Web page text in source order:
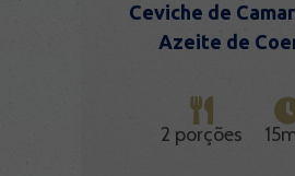
Ceviche de
Azeite de
2 porções